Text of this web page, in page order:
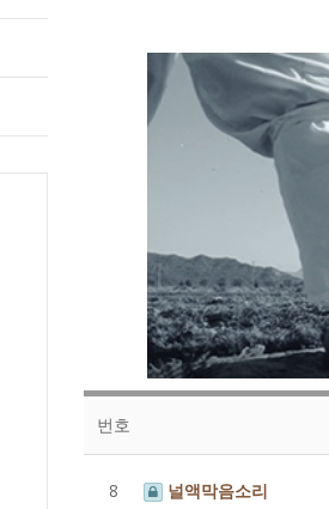
번호
8 널액막음소리